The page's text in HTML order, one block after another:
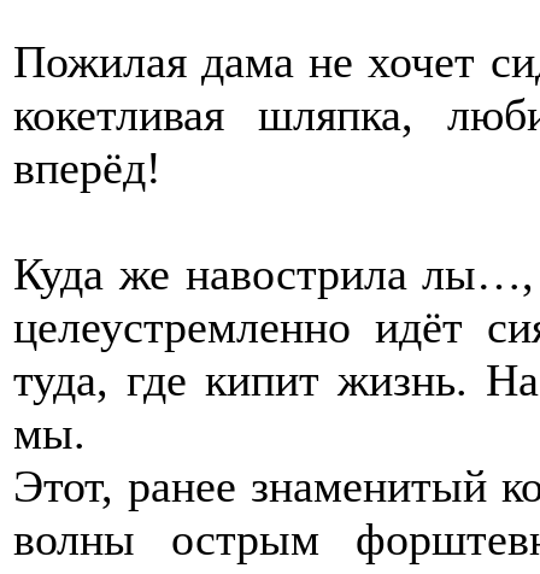
Пожилая дама не хочет
кокетливая шляпка,
вперёд!
Куда же навострила
целеустремленно идёт
туда, где кипит жизнь.
мы.
Этот, ранее знаменитый
волны острым